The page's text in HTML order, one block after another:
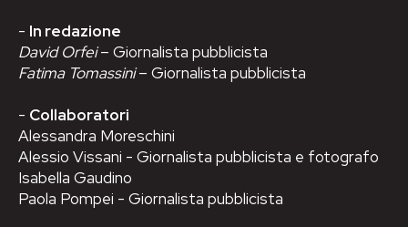
- In redazione
David Orfei– Giornalista pubblicista
Fatima Tomassini– Giornalista pubblicista
- Collaboratori
Alessandra Moreschini
Alessio Vissani - Giornalista pubblicista e fotografo
Isabella Gaudino
Paola Pompei - Giornalista pubblicista